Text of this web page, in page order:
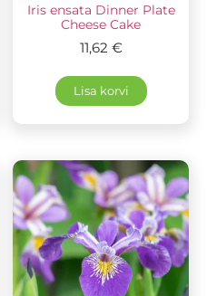
Iris ensata Dinner Plate
Cheese Cake
11,62 €
Lisa korvi